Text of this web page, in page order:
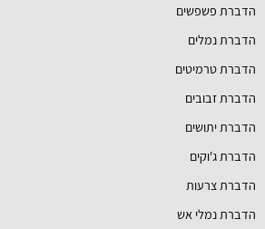
הדברת פשפשים
הדברת נמלים
הדברת טרמיטים
הדברת זבובים
הדברת יתושים
הדברת ג'וקים
הדברת צרעות
הדברת נמלי אש